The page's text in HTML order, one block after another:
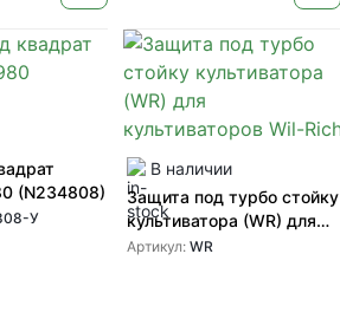
(N234808)
У
В наличии
Защита под турбо стойку
культиватора (WR) для
культиваторов Wil-Rich
Артикул:WR